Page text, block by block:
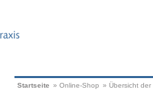
Startseite » Online-Shop » Übersicht